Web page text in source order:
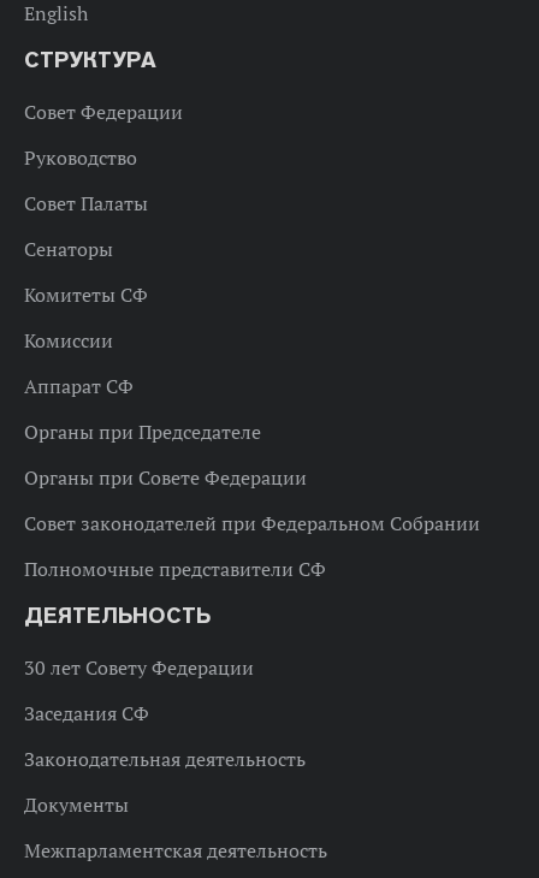
English
СТРУКТУРА
Совет Федерации
Руководство
Совет Палаты
Сенаторы
Комитеты СФ
Комиссии
Аппарат СФ
Органы при Председателе
Органы при Совете Федерации
Совет законодателей при Федеральном Собрании
Полномочные представители СФ
ДЕЯТЕЛЬНОСТЬ
30 лет Совету Федерации
Заседания СФ
Законодательная деятельность
Документы
Межпарламентская деятельность